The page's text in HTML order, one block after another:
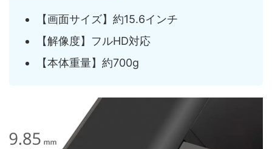
【画面サイズ】約15.6インチ
【解像度】フルHD対応
【本体重量】約700g